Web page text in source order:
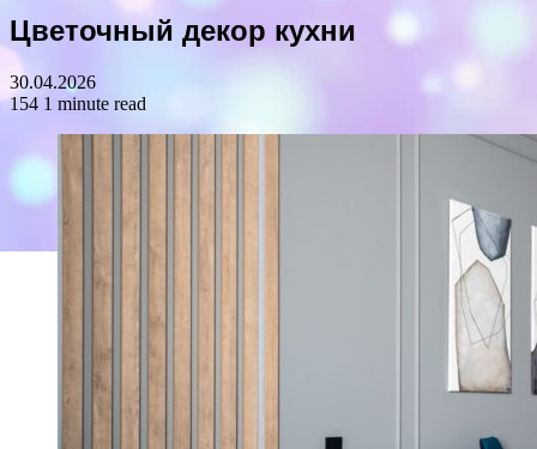
Цветочный декор кухни
30.04.2026
154 1 minute read